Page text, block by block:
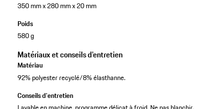
350 mm x 280 mm x 20 mm
Poids
580 g
Matériaux et conseils d'entretien
Matériau
92% polyester recyclé/8% élasthanne.
Conseils d'entretien